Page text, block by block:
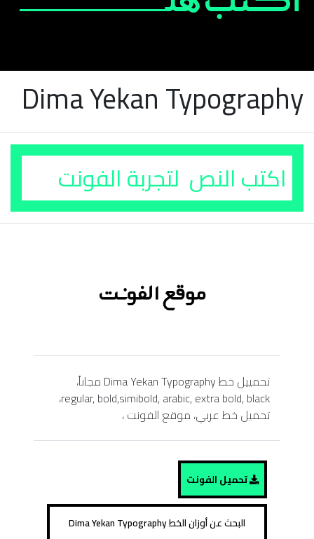
Dima Yekan Typography
تحمييل خط Dima Yekan Typography مجاناً،
regular, bold,simibold, arabic, extra bold, black،
تحميل خط عربي، موقع الفونت ،
تحميل الفونت
البحث عن أوزان الخط Dima Yekan Typography